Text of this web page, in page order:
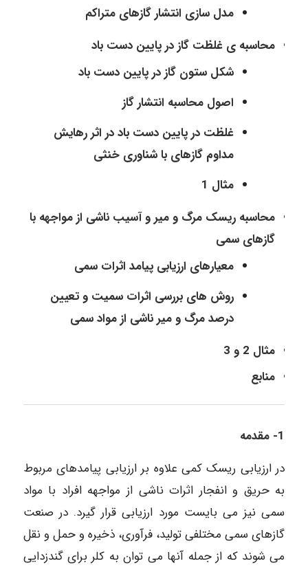
مدل سازی انتشار گازهای متراکم
محاسبه ی غلظت گاز در پایین دست باد
شکل ستون گاز در پایین دست باد
اصول محاسبه انتشار گاز
غلظت در پایین دست باد در اثر رهایش
مداوم گازهای با شناوری خنثی
مثال 1
محاسبه ریسک مرگ و میر و آسیب ناشی از مواجهه با
گازهای سمی
معیارهای ارزیابی پیامد اثرات سمی
روش های بررسی اثرات سمیت و تعیین
درصد مرگ و میر ناشی از مواد سمی
مثال 2 و 3
منابع
1- مقدمه
در ارزیابی ریسک کمی علاوه بر ارزیابی پیامدهای مربوط
به حریق و انفجار اثرات ناشی از مواجهه افراد با مواد
سمی نیز می بایست مورد ارزیابی قرار گیرد. در صنعت
گازهای سمی مختلفی تولید، فرآوری، ذخیره و حمل و نقل
می شوند که از جمله آنها می توان به کلر برای گندزدایی